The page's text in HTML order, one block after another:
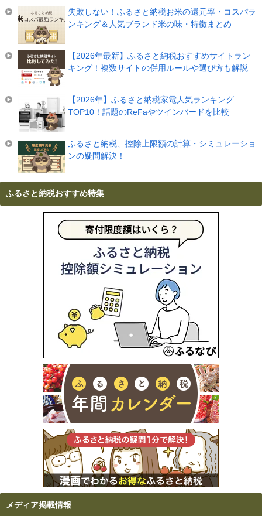
失敗しない！ふるさと納税お米の還元率・コスパラ
ンキング＆人気ブランド米の味・特徴まとめ
【2026年最新】ふるさと納税おすすめサイトラン
キング！複数サイトの併用ルールや選び方も解説
【2026年】ふるさと納税家電人気ランキング
TOP10！話題のReFaやツインバードを比較
ふるさと納税、控除上限額の計算・シミュレーショ
ンの疑問解決！
ふるさと納税おすすめ特集
メディア掲載情報